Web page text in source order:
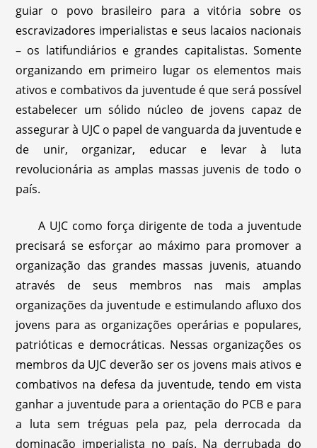
guiar o povo brasileiro para a vitória sobre os
escravizadores imperialistas e seus lacaios nacionais
– os latifundiários e grandes capitalistas. Somente
organizando em primeiro lugar os elementos mais
ativos e combativos da juventude é que será possível
estabelecer um sólido núcleo de jovens capaz de
assegurar à UJC o papel de vanguarda da juventude e
de unir, organizar, educar e levar à luta
revolucionária as amplas massas juvenis de todo o
país.
A UJC como força dirigente de toda a juventude
precisará se esforçar ao máximo para promover a
organização das grandes massas juvenis, atuando
através de seus membros nas mais amplas
organizações da juventude e estimulando afluxo dos
jovens para as organizações operárias e populares,
patrióticas e democráticas. Nessas organizações os
membros da UJC deverão ser os jovens mais ativos e
combativos na defesa da juventude, tendo em vista
ganhar a juventude para a orientação do PCB e para
a luta sem tréguas pela paz, pela derrocada da
dominação imperialista no país. Na derrubada do